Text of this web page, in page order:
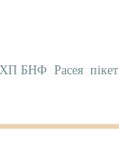
БНФ Расея пікет